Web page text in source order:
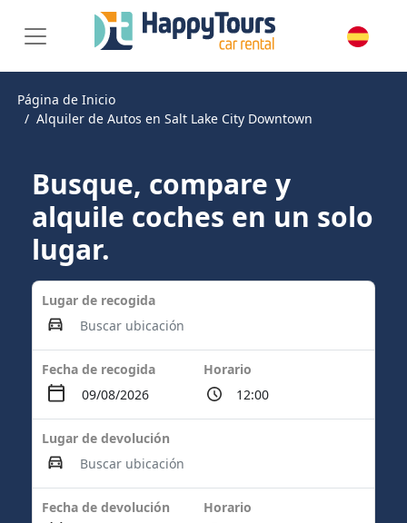
Página de Inicio
Alquiler de Autos en Salt Lake City Downtown
Busque, compare y
alquile coches en un solo
lugar.
Lugar de recogida
Fecha de recogida Horario
Lugar de devolución
Fecha de devolución Horario